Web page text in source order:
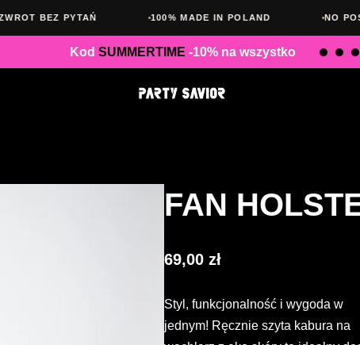
100% MADE IN POLAND NO POSERS. NO LIMITS.
Kod SUMMERTIME -10% na wszystko
FAN
69,00zł
Styl, funkcjonalność i wygoda w
jednym! Ręcznie szyta kabura na